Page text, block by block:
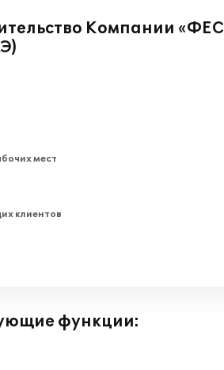
Компании «ФЕС
мест
клиентов
функции: